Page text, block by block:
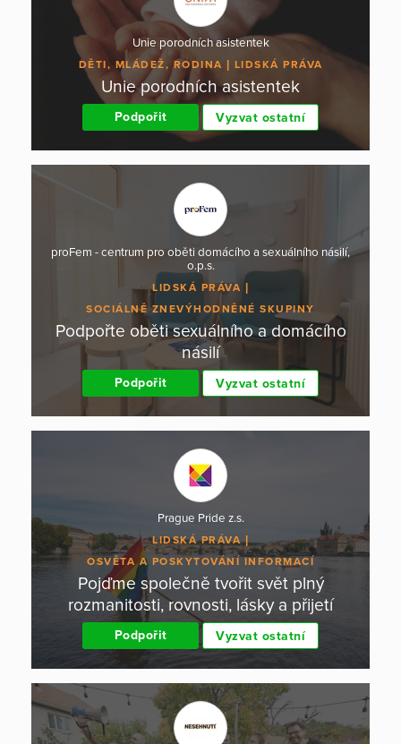
Unie porodních asistentek
DĚTI, MLÁDEŽ, RODINA LIDSKÁ PRÁVA
Unie porodních asistentek
Podpořit Vyzvat ostatní
proFem - centrum pro oběti domácího a sexuálního násilí,
o.p.s.
LIDSKÁ PRÁVA
SOCIÁLNĚ ZNEVÝHODNĚNÉ SKUPINY
Podpořte oběti sexuálního a domácího
násilí
Podpořit Vyzvat ostatní
Prague Pride z.s.
LIDSKÁ PRÁVA
OSVĚTA A POSKYTOVÁNÍ INFORMACÍ
Pojďme společně tvořit svět plný
rozmanitosti, rovnosti, lásky a přijetí
Podpořit Vyzvat ostatní